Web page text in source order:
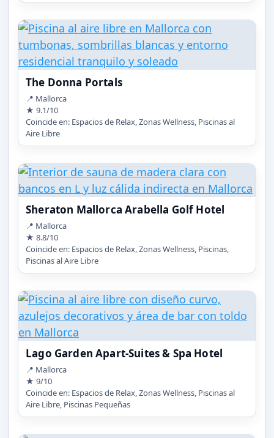
The Donna Portals
📍 Mallorca
★ 9.1/10
Coincide en: Espacios de Relax, Zonas Wellness, Piscinas al
Aire Libre
Sheraton Mallorca Arabella Golf Hotel
📍 Mallorca
★ 8.8/10
Coincide en: Espacios de Relax, Zonas Wellness, Piscinas,
Piscinas al Aire Libre
Lago Garden Apart-Suites & Spa Hotel
📍 Mallorca
★ 9/10
Coincide en: Espacios de Relax, Zonas Wellness, Piscinas al
Aire Libre, Piscinas Pequeñas